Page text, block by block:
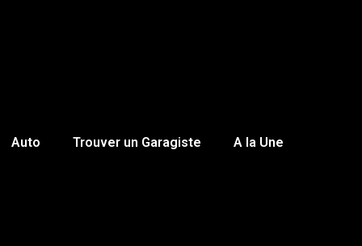
Auto Trouver un Garagiste A la Une